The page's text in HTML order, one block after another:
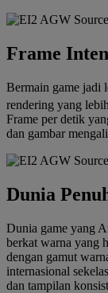
Frame
Bermain game jadi
rendering yang
Frame per detik
dan gambar
Dunia
Dunia game yang
berkat warna yang
dengan gamut
internasional
dan tampilan